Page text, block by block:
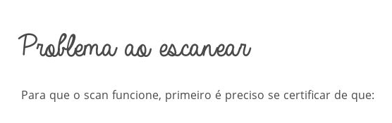
Problema ao escanear
Para que o scan funcione, primeiro é preciso se certificar de que: